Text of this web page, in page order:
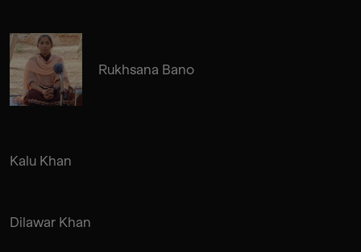
Rukhsana Bano
Kalu Khan
Dilawar Khan